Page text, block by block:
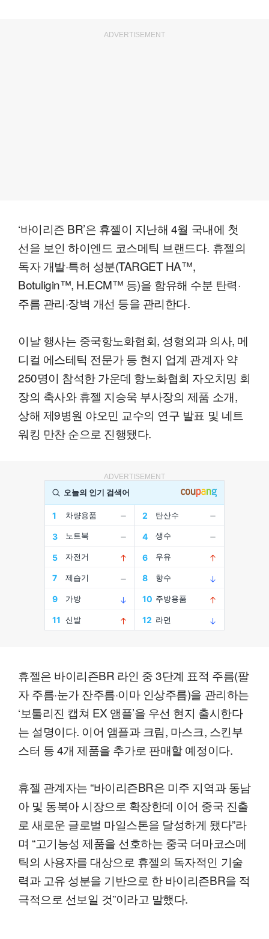
ADVERTISEMENT
‘바이리즌 BR’은 휴젤이 지난해 4월 국내에 첫
선을 보인 하이엔드 코스메틱 브랜드다. 휴젤의
독자 개발·특허 성분(TARGET HA™,
Botuligin™, H.ECM™ 등)을 함유해 수분 탄력·
주름 관리·장벽 개선 등을 관리한다.
이날 행사는 중국항노화협회, 성형외과 의사, 메
디컬 에스테틱 전문가 등 현지 업계 관계자 약
250명이 참석한 가운데 항노화협회 자오치밍 회
장의 축사와 휴젤 지승욱 부사장의 제품 소개,
상해 제9병원 야오민 교수의 연구 발표 및 네트
워킹 만찬 순으로 진행됐다.
ADVERTISEMENT
휴젤은 바이리즌BR 라인 중 3단계 표적 주름(팔
자 주름·눈가 잔주름·이마 인상주름)을 관리하는
‘보툴리진 캡쳐 EX 앰플’을 우선 현지 출시한다
는 설명이다. 이어 앰플과 크림, 마스크, 스킨부
스터 등 4개 제품을 추가로 판매할 예정이다.
휴젤 관계자는 “바이리즌BR은 미주 지역과 동남
아 및 동북아 시장으로 확장한데 이어 중국 진출
로 새로운 글로벌 마일스톤을 달성하게 됐다”라
며 “고기능성 제품을 선호하는 중국 더마코스메
틱의 사용자를 대상으로 휴젤의 독자적인 기술
력과 고유 성분을 기반으로 한 바이리즌BR을 적
극적으로 선보일 것”이라고 말했다.